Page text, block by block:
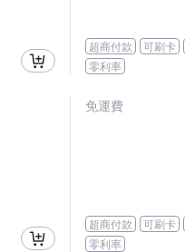
超商付款 可刷卡
零利率
免運費
超商付款 可刷卡
零利率